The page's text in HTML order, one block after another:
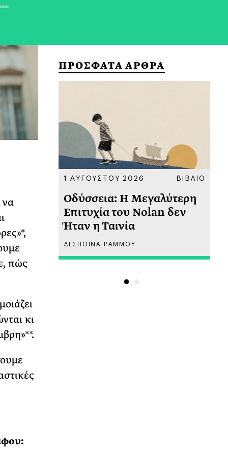
πώς
κι
ΠΡΟΣΦΑΤΑ ΑΡΘΡΑ
1 ΑΥΓΟΥΣΤΟΥ 2026 ΒΙΒΛΙΟ
Οδύσσεια: Η Μεγαλύτερη
Επιτυχία του Nolan δεν
Ήταν η Ταινία
ΔΕΣΠΟΙΝΑ ΡΑΜΜΟΥ